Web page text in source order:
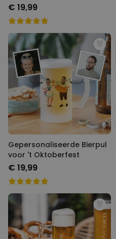
€ 19,99
Gepersonaliseerde Bierpul
voor 't Oktoberfest
€ 19,99